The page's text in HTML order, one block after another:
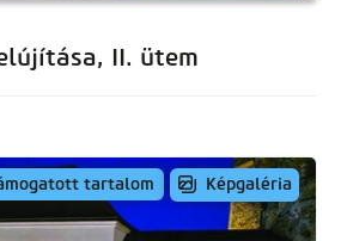
II. ütem
tartalom Képgaléria